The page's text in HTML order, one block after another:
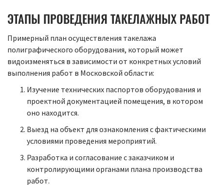
ЭТАПЫ ПРОВЕДЕНИЯ ТАКЕЛАЖНЫХ РАБОТ
Примерный план осуществления такелажа
полиграфического оборудования, который может
видоизменяться в зависимости от конкретных условий
выполнения работ в Московской области:
Изучение технических паспортов оборудования и
проектной документацией помещения, в котором
оно находится.
Выезд на объект для ознакомления с фактическими
условиями проведения мероприятий.
Разработка и согласование с заказчиком и
контролирующими органами плана производства
работ.